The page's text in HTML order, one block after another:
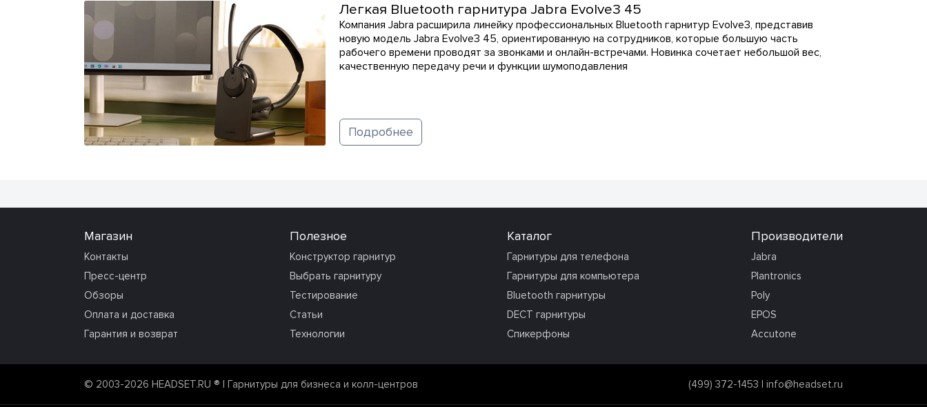
Легкая Bluetooth гарнитура Jabra Evolve3 45
Компания Jabra расширила линейку профессиональных Bluetooth гарнитур Evolve3, представив
новую модель Jabra Evolve3 45, ориентированную на сотрудников, которые большую часть
рабочего времени проводят за звонками и онлайн-встречами. Новинка сочетает небольшой вес,
качественную передачу речи и функции шумоподавления
Подробнее
Магазин
Контакты
Пресс-центр
Обзоры
Оплата и доставка
Гарантия и возврат
Полезное
Конструктор гарнитур
Выбрать гарнитуру
Тестирование
Статьи
Технологии
Каталог
Гарнитуры для телефона
Гарнитуры для компьютера
Bluetooth гарнитуры
DECT гарнитуры
Спикерфоны
Производители
Jabra
Plantronics
Poly
EPOS
Accutone
© 2003-2026 HEADSET.RU ® | Гарнитуры для бизнеса и колл-центров (499) 372-1453 | info@headset.ru